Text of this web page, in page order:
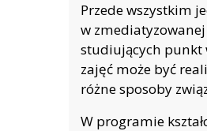
Przede wszystkim
w
studiujących punkt
zajęć może być
różne sposoby
W programie